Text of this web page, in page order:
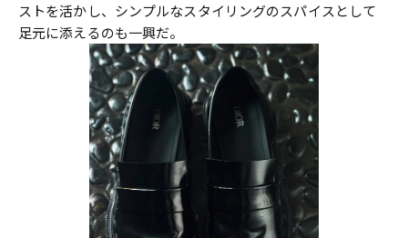
ストを活かし、シンプルなスタイリングのスパイスとして
足元に添えるのも一興だ。